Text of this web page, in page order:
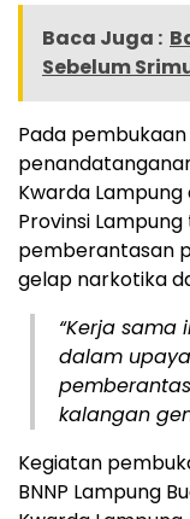
Baca Juga :
Sebelum
Pada
Kwarda
Provinsi
pemberantasan
gelap narkotika
“Kerja sama
dalam
kalangan
Kegiatan
BNNP Lampung